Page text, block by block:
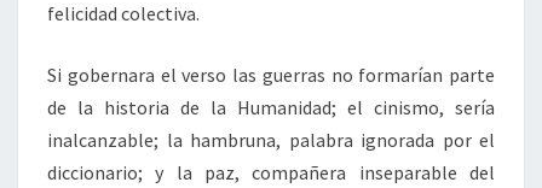
felicidad colectiva.
Si gobernara el verso las guerras no formarían parte
de la historia de la Humanidad; el cinismo, sería
inalcanzable; la hambruna, palabra ignorada por el
diccionario; y la paz, compañera inseparable del